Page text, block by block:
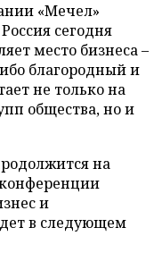
«Мечел»
сегодня
место бизнеса –
благородный и
не только на
общества, но и
на
и
в следующем